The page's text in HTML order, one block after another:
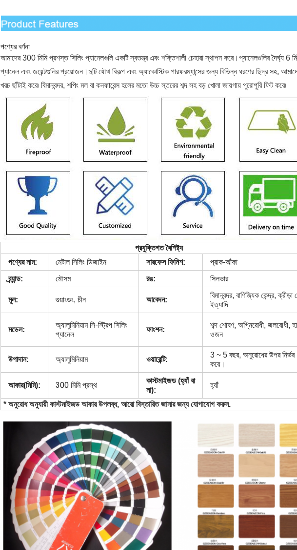
পণ্যের বর্ণনা
আমাদের 300 মিমি প্রশস্ত সিলিং প্যানেলগুলি একটি স্বতন্ত্র এবং শক্তিশালী চেহারা স্থাপন করে।প্যানেলগুলির দৈর্ঘ্য 6
প্যানেল এবং জয়েন্টগুলির প্রয়োজন।দুটি যৌথ বিকল্প এবং অ্যাকোস্টিক পারফরম্যান্সের জন্য বিভিন্ন ধরণের ছিদ্র সহ,
খরচ ছাঁটাই করে৷ বিমানবন্দর, শপিং মল বা কনফারেন্স হলের মতো উচ্চ স্তরের শব্দ সহ বড় খোলা জায়গায় পুরোপুরি ফিট করে৷
প্রযুক্তিগত বৈশিষ্ট্য
পণ্যের নাম: মেটাল সিলিং ডিজাইন সারফেস ফিনিশ:
প্রাক-আঁকা
ব্র্যান্ড:
মৌসম রঙ: সিলভার
মূল: গুয়াংডং, চীন আবেদন:
বিমানবন্দর, বাণিজ্যিক কেন্দ্র, ক্রীড়া
ইত্যাদি
মডেল:
অ্যালুমিনিয়াম সি-স্ট্রিপ সিলিং
প্যানেল
ফাংশন:
শব্দ শোষণ, অগ্নিরোধী, জলরোধী,
ওজন
উপাদান: অ্যালুমিনিয়াম ওয়ারেন্টি:
3 ~ 5 বছর, অনুরোধের উপর নির্ভর
করে।
আকার(মিমি): 300 মিমি প্রস্থ
কাস্টমাইজড (হ্যাঁ বা
না):
হ্যাঁ
* অনুরোধ অনুযায়ী কাস্টমাইজড আকার উপলব্ধ, আরো বিস্তারিত জানার জন্য যোগাযোগ করুন.